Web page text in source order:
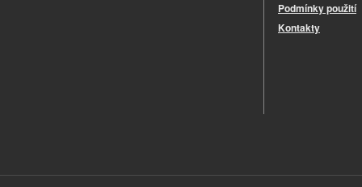
Podmínky použití
Kontakty